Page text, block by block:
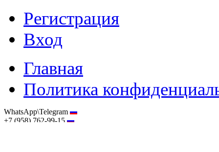
Регистрация
Вход
Главная
Политика
WhatsApp\Telegram
+7 (958) 762-99-15